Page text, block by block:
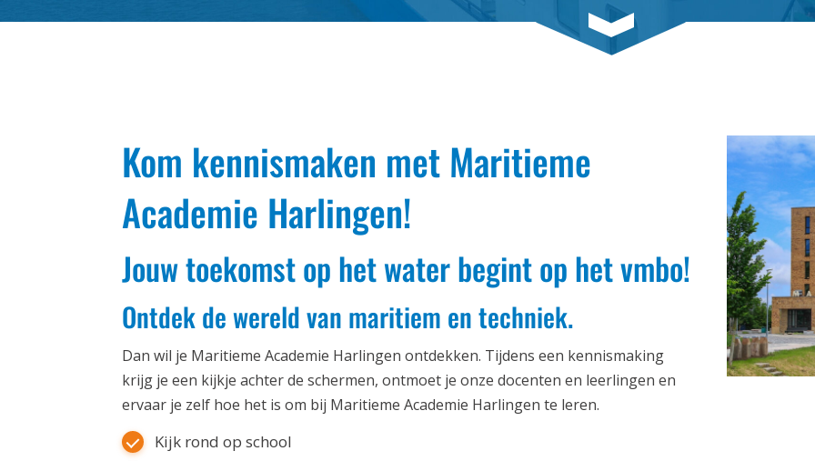
3
Kom kennismaken met Maritieme
Academie Harlingen!
Jouw toekomst op het water begint op het vmbo!
Ontdek de wereld van maritiem en techniek.
Dan wil je Maritieme Academie Harlingen ontdekken. Tijdens een kennismaking
krijg je een kijkje achter de schermen, ontmoet je onze docenten en leerlingen en
ervaar je zelf hoe het is om bij Maritieme Academie Harlingen te leren.
Kijk rond op school